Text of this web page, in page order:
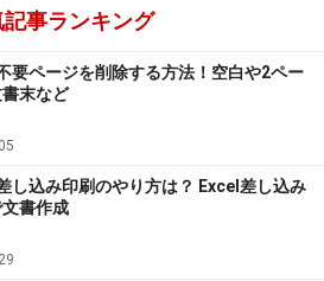
記事ランキング
要ページを削除する方法！空白や2ペー
末など
し込み印刷のやり方は？ Excel差し込み
書作成